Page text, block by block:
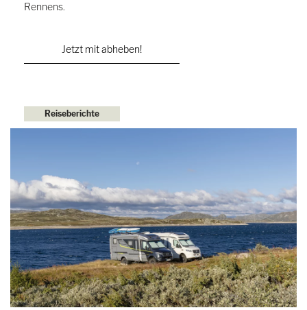
Rennens.
Jetzt mit abheben!
Reiseberichte